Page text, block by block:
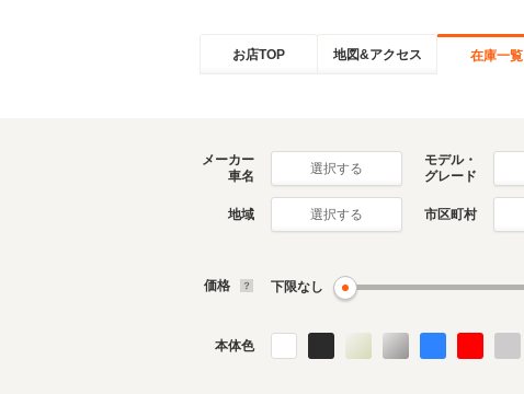
お店TOP 地図&アクセス 在庫一覧
メーカー
車名
選択する
モデル・
グレード
地域 選択する 市区町村
価格 下限なし
本体色